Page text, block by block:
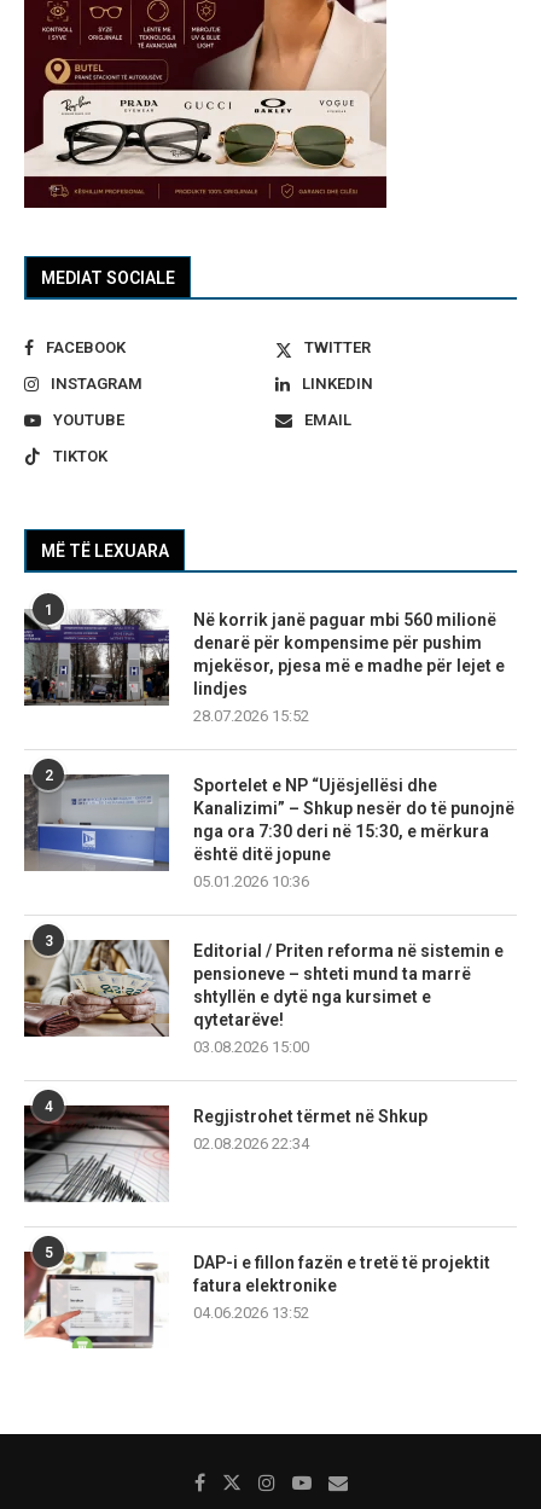
MEDIAT SOCIALE
FACEBOOK
TWITTER
INSTAGRAM
LINKEDIN
YOUTUBE
EMAIL
TIKTOK
MË TË LEXUARA
1
Në korrik janë paguar mbi 560 milionë
denarë për kompensime për pushim
mjekësor, pjesa më e madhe për lejet e
lindjes
28.07.2026 15:52
2
Sportelet e NP “Ujësjellësi dhe
Kanalizimi” – Shkup nesër do të punojnë
nga ora 7:30 deri në 15:30, e mërkura
është ditë jopune
05.01.2026 10:36
3
Editorial / Priten reforma në sistemin e
pensioneve – shteti mund ta marrë
shtyllën e dytë nga kursimet e
qytetarëve!
03.08.2026 15:00
4
Regjistrohet tërmet në Shkup
02.08.2026 22:34
5
DAP-i e fillon fazën e tretë të projektit
fatura elektronike
04.06.2026 13:52